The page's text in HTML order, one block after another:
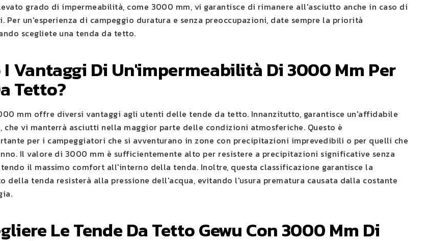
grado di impermeabilità, come 3000 mm, vi garantisce di rimanere all'asciutto anche in caso di
Per un'esperienza di campeggio duratura e senza preoccupazioni, date sempre la priorità
scegliete una tenda da tetto.
I Vantaggi Di Un'impermeabilità Di 3000 Mm Per
Tetto?
mm offre diversi vantaggi agli utenti delle tende da tetto. Innanzitutto, garantisce un'affidabile
che vi manterrà asciutti nella maggior parte delle condizioni atmosferiche. Questo è
per i campeggiatori che si avventurano in zone con precipitazioni imprevedibili o per quelli che
Il valore di 3000 mm è sufficientemente alto per resistere a precipitazioni significative senza
il massimo comfort all'interno della tenda. Inoltre, questa classificazione garantisce la
della tenda resisterà alla pressione dell'acqua, evitando l'usura prematura causata dalla costante
Le Tende Da Tetto Gewu Con 3000 Mm Di